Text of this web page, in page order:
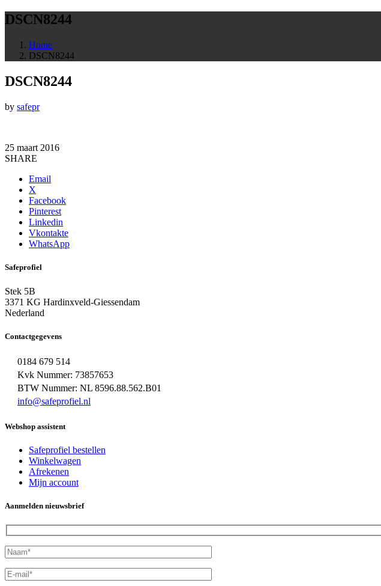
DSCN8244
Home
DSCN8244
DSCN8244
by safepr
25 maart 2016
SHARE
Email
X
Facebook
Pinterest
Linkedin
Vkontakte
WhatsApp
Safeprofiel
Stek 5B
3371 KG Hardinxveld-Giessendam
Nederland
Contactgegevens
0184 679 514
Kvk Nummer: 73857653
BTW Nummer: NL 8596.88.562.B01
info@safeprofiel.nl
Webshop assistent
Safeprofiel bestellen
Winkelwagen
Afrekenen
Mijn account
Aanmelden nieuwsbrief